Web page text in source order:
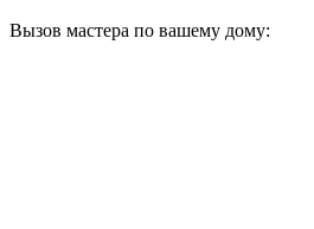
Вызов мастера по вашему дому: